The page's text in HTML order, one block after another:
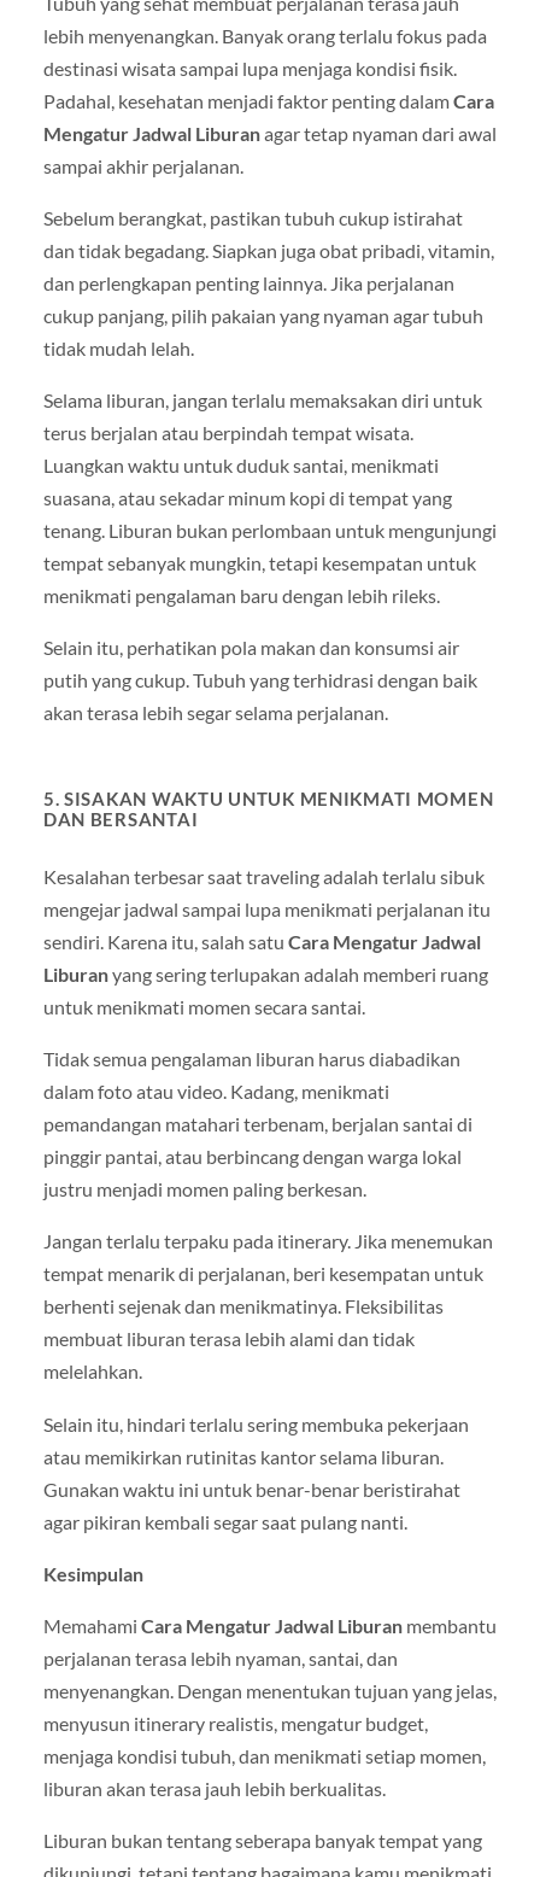
lebih menyenangkan. Banyak orang terlalu fokus pada
destinasi wisata sampai lupa menjaga kondisi fisik.
Padahal, kesehatan menjadi faktor penting dalamCara
Mengatur Jadwal Liburanagar tetap nyaman dari awal
sampai akhir perjalanan.
Sebelum berangkat, pastikan tubuh cukup istirahat
dan tidak begadang. Siapkan juga obat pribadi, vitamin,
dan perlengkapan penting lainnya. Jika perjalanan
cukup panjang, pilih pakaian yang nyaman agar tubuh
tidak mudah lelah.
Selama liburan, jangan terlalu memaksakan diri untuk
terus berjalan atau berpindah tempat wisata.
Luangkan waktu untuk duduk santai, menikmati
suasana, atau sekadar minum kopi di tempat yang
tenang. Liburan bukan perlombaan untuk mengunjungi
tempat sebanyak mungkin, tetapi kesempatan untuk
menikmati pengalaman baru dengan lebih rileks.
Selain itu, perhatikan pola makan dan konsumsi air
putih yang cukup. Tubuh yang terhidrasi dengan baik
akan terasa lebih segar selama perjalanan.
5. SISAKAN WAKTU UNTUK MENIKMATI MOMEN
DAN BERSANTAI
Kesalahan terbesar saat traveling adalah terlalu sibuk
mengejar jadwal sampai lupa menikmati perjalanan itu
sendiri. Karena itu, salah satu Cara Mengatur Jadwal
Liburanyang sering terlupakan adalah memberi ruang
untuk menikmati momen secara santai.
Tidak semua pengalaman liburan harus diabadikan
dalam foto atau video. Kadang, menikmati
pemandangan matahari terbenam, berjalan santai di
pinggir pantai, atau berbincang dengan warga lokal
justru menjadi momen paling berkesan.
Jangan terlalu terpaku pada itinerary. Jika menemukan
tempat menarik di perjalanan, beri kesempatan untuk
berhenti sejenak dan menikmatinya. Fleksibilitas
membuat liburan terasa lebih alami dan tidak
melelahkan.
Selain itu, hindari terlalu sering membuka pekerjaan
atau memikirkan rutinitas kantor selama liburan.
Gunakan waktu ini untuk benar-benar beristirahat
agar pikiran kembali segar saat pulang nanti.
Kesimpulan
Memahami Cara Mengatur Jadwal Liburanmembantu
perjalanan terasa lebih nyaman, santai, dan
menyenangkan. Dengan menentukan tujuan yang jelas,
menyusun itinerary realistis, mengatur budget,
menjaga kondisi tubuh, dan menikmati setiap momen,
liburan akan terasa jauh lebih berkualitas.
Liburan bukan tentang seberapa banyak tempat yang